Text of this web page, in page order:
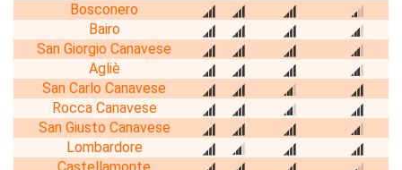
Bosconero
Bairo
San Giorgio Canavese
Agliè
San Carlo Canavese
Rocca Canavese
San Giusto Canavese
Lombardore